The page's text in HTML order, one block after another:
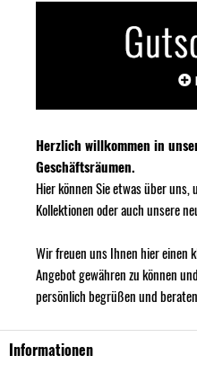
Herzlich willkommen in
Geschäftsräumen.
Hier können Sie etwas über uns,
Kollektionen oder auch unsere
Wir freuen uns Ihnen hier einen
Angebot gewähren zu können
persönlich begrüßen und
Informationen